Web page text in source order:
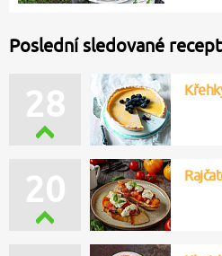
Poslední sledované
28
20